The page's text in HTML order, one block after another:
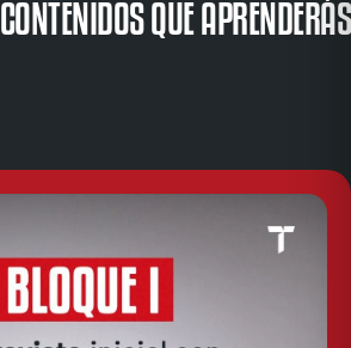
CONTENIDOS QUE APRENDERÁS